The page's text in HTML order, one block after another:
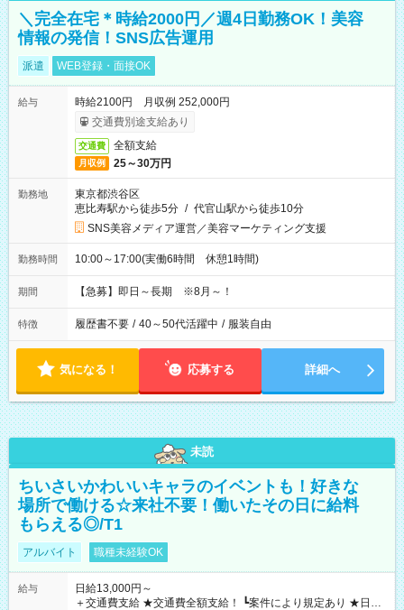
＼完全在宅＊時給2000円／週4日勤務OK！美容
情報の発信！SNS広告運用
派遣 WEB登録・面接OK
給与
時給2100円 月収例 252,000円
交通費別途支給あり
交通費 全額支給
月収例 25～30万円
勤務地
東京都渋谷区
恵比寿駅から徒歩5分 / 代官山駅から徒歩10分
SNS美容メディア運営／美容マーケティング支援
勤務時間 10:00～17:00(実働6時間 休憩1時間)
期間 【急募】即日～長期 ※8月～！
特徴 履歴書不要 / 40～50代活躍中 / 服装自由
気になる！ 応募する 詳細へ
未読
ちいさいかわいいキャラのイベントも！好きな
場所で働ける☆来社不要！働いたその日に給料
もらえる◎/T1
アルバイト 職種未経験OK
給与
日給13,000円～
＋交通費支給 ★交通費全額支給！ ┗案件により規定あり ★日払